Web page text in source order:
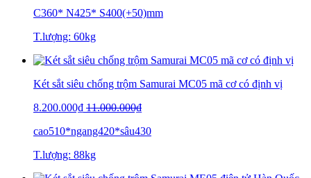
C360* N425* S400(+50)mm
T.lượng: 60kg
Két sắt siêu chống trộm Samurai MC05 mã cơ có định vị
8.200.000₫ 11.000.000₫
cao510*ngang420*sâu430
T.lượng: 88kg